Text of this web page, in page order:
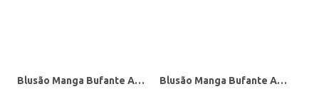
Blusão Manga Bufante Autentique Feminino CINZA Blusão Manga Bufante Autentique Feminino PRETO